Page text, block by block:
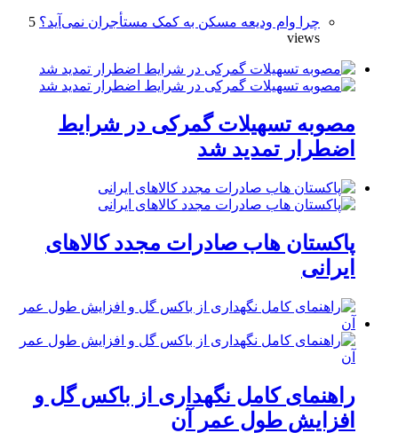
چرا وام ودیعه مسکن به کمک مستأجران نمی‌آید؟ 5
views
مصوبه تسهیلات گمرکی در شرایط
اضطرار تمدید شد
پاکستان هاب صادرات مجدد کالاهای
ایرانی
راهنمای کامل نگهداری از باکس گل و
افزایش طول عمر آن